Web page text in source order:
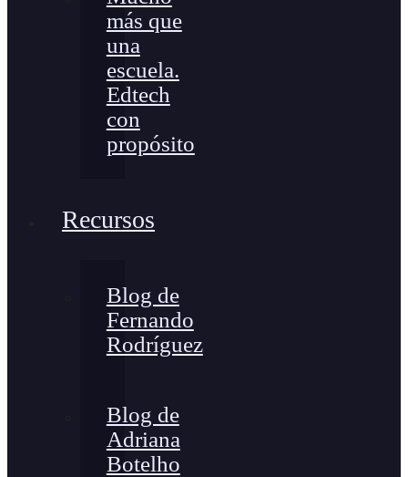
más que
una
escuela.
Edtech
con
propósito
Recursos
Blog de
Fernando
Rodríguez
Blog de
Adriana
Botelho